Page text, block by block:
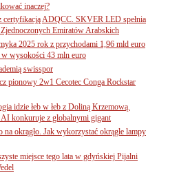
inaczej?
certyfikacją ADQCC. SKVER LED spełnia
Emiratów Arabskich
2025 rok z przychodami 1,96 mld euro
wysokości 43 mln euro
swisspor
pionowy 2w1 Cecotec Conga Rockstar
idzie łeb w łeb z Doliną Krzemową.
konkuruje z globalnymi gigant
na okrągło. Jak wykorzystać okrągłe lampy
miejsce tego lata w gdyńskiej Pijalni